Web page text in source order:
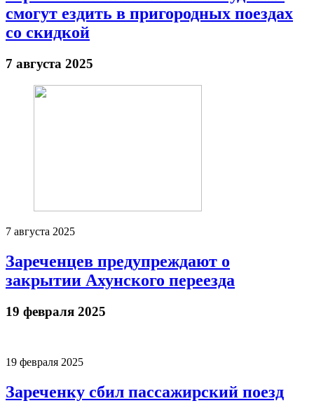
смогут ездить в пригородных поездах
со скидкой
7 августа 2025
7 августа 2025
Зареченцев предупреждают о
закрытии Ахунского переезда
19 февраля 2025
19 февраля 2025
Зареченку сбил пассажирский поезд